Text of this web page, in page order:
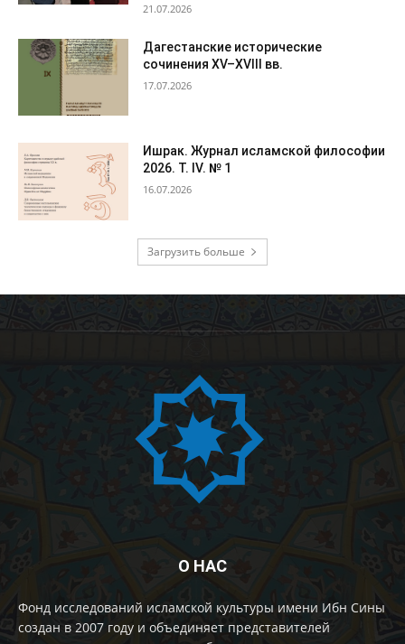
21.07.2026
Дагестанские исторические
сочинения XV–XVIII вв.
17.07.2026
Ишрак. Журнал исламской философии
2026. Т. IV. № 1
16.07.2026
Загрузить больше
О НАС
Фонд исследований исламской культуры имени Ибн Сины
создан в 2007 году и объединяет представителей